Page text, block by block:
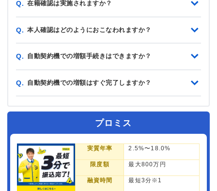
Q. 在籍確認は実施されますか？
Q. 本人確認はどのようにおこなわれますか？
Q. 自動契約機での増額手続きはできますか？
Q. 自動契約機での増額はすぐ完了しますか？
プロミス
実質年率 2.5%〜18.0%
限度額 最大800万円
融資時間 最短3分※1